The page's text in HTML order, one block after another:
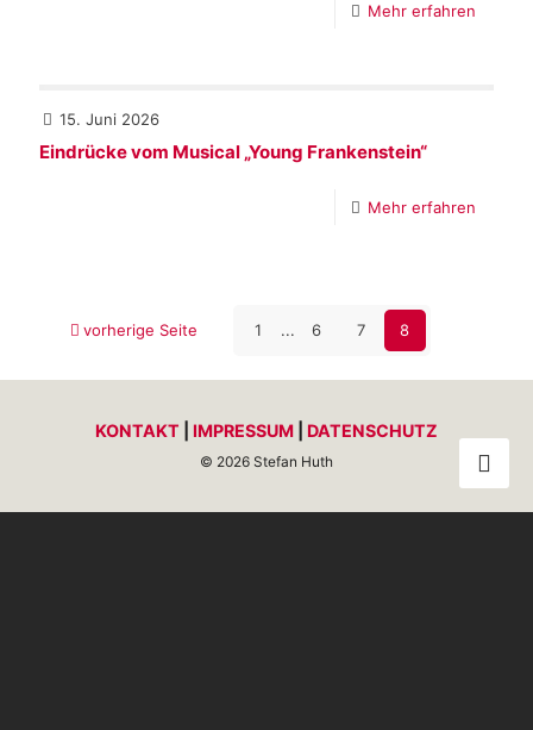
Mehr erfahren
15. Juni 2026
Eindrücke vom Musical „Young Frankenstein“
Mehr erfahren
vorherige Seite 1 ... 6 7 8
KONTAKT IMPRESSUM DATENSCHUTZ
© 2026 Stefan Huth